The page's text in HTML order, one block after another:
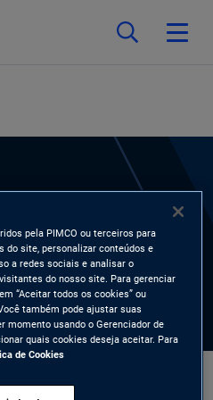
pela PIMCO ou terceiros para
do site, personalizar conteúdos e
a redes sociais e analisar o
do nosso site. Para gerenciar
“Aceitar todos os cookies” ou
também pode ajustar suas
momento usando o Gerenciador de
quais cookies deseja aceitar. Para
de Cookies